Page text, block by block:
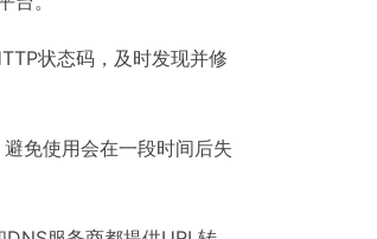
状态码，及时发现并修
免使用会在一段时间后失